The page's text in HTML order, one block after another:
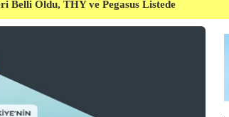
Belli Oldu, THY ve Pegasus Listede
Şüpheli Cisim Alarmı
Görevli 2 Helikopter Havada Çarpıştı